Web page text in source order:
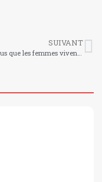
SUIVANT